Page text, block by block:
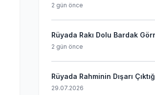
2 gün önce
Rüyada Rakı Dolu Bardak
2 gün önce
Rüyada Rahminin Dışarı
29.07.2026